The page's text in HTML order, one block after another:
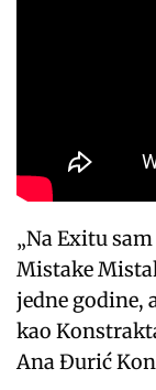
„Na Exitu
Mistake
jedne godine,
kao
Ana Đurić